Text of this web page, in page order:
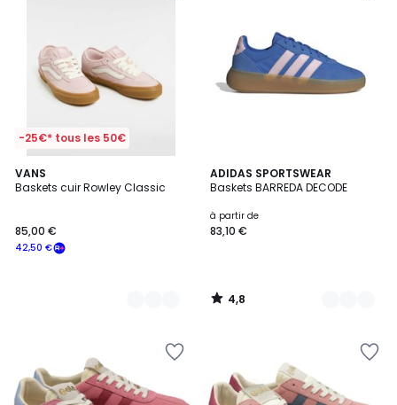
-25€* tous les 50€
VANS
Baskets cuir Rowley Classic
42,50 €
85,00 €
2
Couleurs
ADIDAS SPORTSWEAR
Baskets BARREDA DECODE
à partir de
83,10 €
4,8
/ 5
3
Couleurs
4,8
/